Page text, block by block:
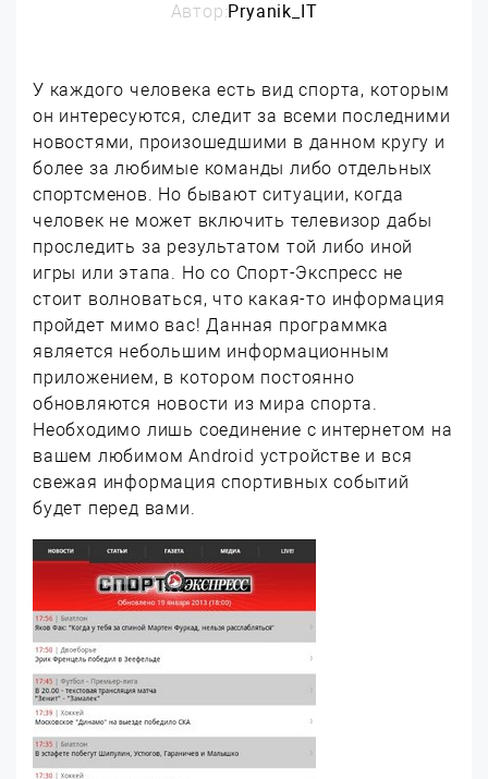
Автор:Pryanik_IT
У каждого человека есть вид спорта, которым
он интересуются, следит за всеми последними
новостями, произошедшими в данном кругу и
более за любимые команды либо отдельных
спортсменов. Но бывают ситуации, когда
человек не может включить телевизор дабы
проследить за результатом той либо иной
игры или этапа. Но со Спорт-Экспресс не
стоит волноваться, что какая-то информация
пройдет мимо вас! Данная программка
является небольшим информационным
приложением, в котором постоянно
обновляются новости из мира спорта.
Необходимо лишь соединение с интернетом на
вашем любимом Android устройстве и вся
свежая информация спортивных событий
будет перед вами.